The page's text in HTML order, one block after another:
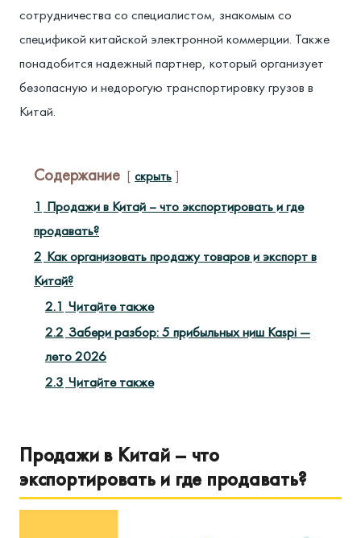
сотрудничества со специалистом, знакомым со
спецификой китайской электронной коммерции. Также
понадобится надежный партнер, который организует
безопасную и недорогую транспортировку грузов в
Китай.
Содержание скрыть
1 Продажи в Китай – что экспортировать и где
продавать?
2 Как организовать продажу товаров и экспорт в
Китай?
2.1 Читайте также
2.2 Забери разбор: 5 прибыльных ниш Kaspi —
лето 2026
2.3 Читайте также
Продажи в Китай – что
экспортировать и где продавать?